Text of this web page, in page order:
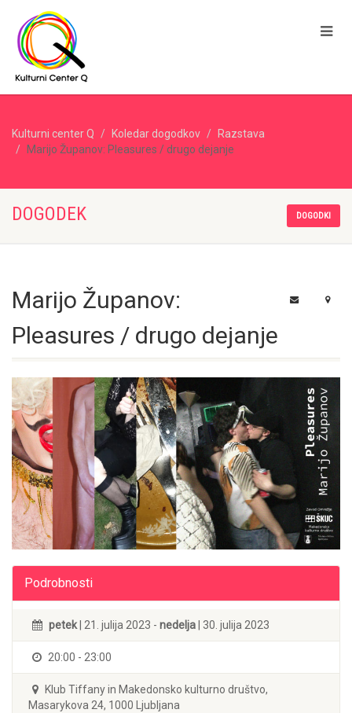
Kulturni center Q Koledar dogodkov
Razstava
Marijo Županov: Pleasures / drugo dejanje
DOGODEK DOGODKI
Marijo Županov:
Pleasures / drugo dejanje
Podrobnosti
petek | 21. julija 2023 - nedelja | 30. julija 2023
20:00 - 23:00
Klub Tiffany in Makedonsko kulturno društvo,
Masarykova 24, 1000 Ljubljana